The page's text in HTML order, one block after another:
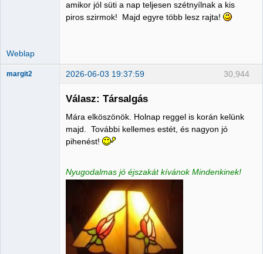
amikor jól süti a nap teljesen szétnyílnak a kis
piros szirmok! Majd egyre több lesz rajta!
Weblap
30,944
margit2 2026-06-03 19:37:59
Válasz: Társalgás
Mára elköszönök. Holnap reggel is korán kelünk
majd. További kellemes estét, és nagyon jó
pihenést!
Nyugodalmas jó éjszakát kívánok Mindenkinek!